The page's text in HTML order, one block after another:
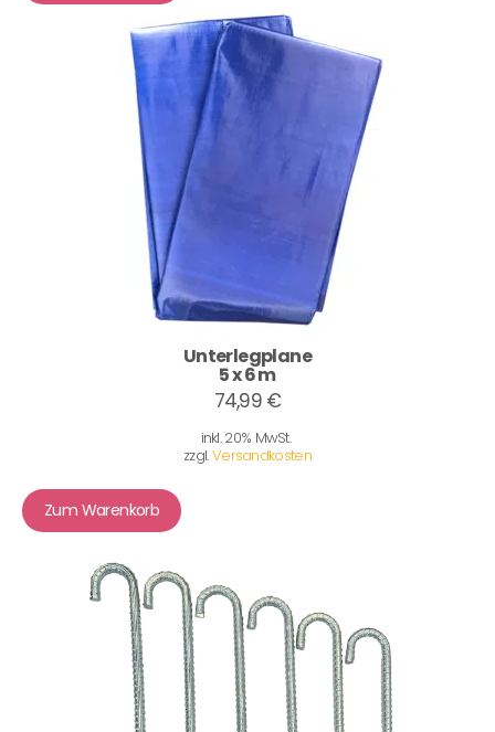
Unterlegplane
5 x 6 m
74,99 €
inkl. 20% MwSt.
zzgl.Versandkosten
Zum Warenkorb